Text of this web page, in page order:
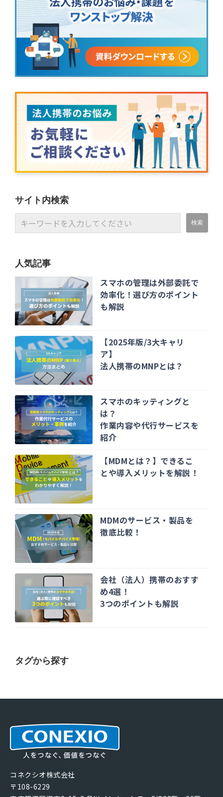
サイト内検索
人気記事
スマホの管理は外部委託で
効率化！選び方のポイント
も解説
【2025年版/3大キャリ
ア】
法人携帯のMNPとは？
スマホのキッティングと
は？
作業内容や代行サービスを
紹介
【MDMとは？】できるこ
とや導入メリットを解説！
MDMのサービス・製品を
徹底比較！
会社（法人）携帯のおすす
め4選！
3つのポイントも解説
タグから探す
コネクシオ株式会社
〒108-6229